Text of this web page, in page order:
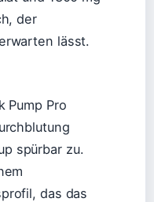
der
lässt.
Pump Pro
spürbar zu.
das das